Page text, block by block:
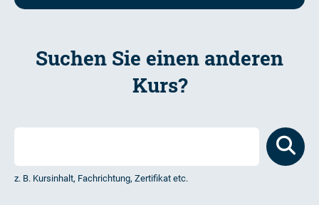
Suchen Sie einen anderen
Kurs?
z. B. Kursinhalt, Fachrichtung, Zertifikat etc.